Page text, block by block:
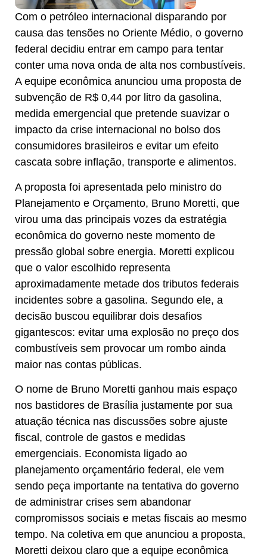
Com o petróleo internacional disparando por
causa das tensões no Oriente Médio, o governo
federal decidiu entrar em campo para tentar
conter uma nova onda de alta nos combustíveis.
A equipe econômica anunciou uma proposta de
subvenção de R$ 0,44 por litro da gasolina,
medida emergencial que pretende suavizar o
impacto da crise internacional no bolso dos
consumidores brasileiros e evitar um efeito
cascata sobre inflação, transporte e alimentos.
A proposta foi apresentada pelo ministro do
Planejamento e Orçamento, Bruno Moretti, que
virou uma das principais vozes da estratégia
econômica do governo neste momento de
pressão global sobre energia. Moretti explicou
que o valor escolhido representa
aproximadamente metade dos tributos federais
incidentes sobre a gasolina. Segundo ele, a
decisão buscou equilibrar dois desafios
gigantescos: evitar uma explosão no preço dos
combustíveis sem provocar um rombo ainda
maior nas contas públicas.
O nome de Bruno Moretti ganhou mais espaço
nos bastidores de Brasília justamente por sua
atuação técnica nas discussões sobre ajuste
fiscal, controle de gastos e medidas
emergenciais. Economista ligado ao
planejamento orçamentário federal, ele vem
sendo peça importante na tentativa do governo
de administrar crises sem abandonar
compromissos sociais e metas fiscais ao mesmo
tempo. Na coletiva em que anunciou a proposta,
Moretti deixou claro que a equipe econômica